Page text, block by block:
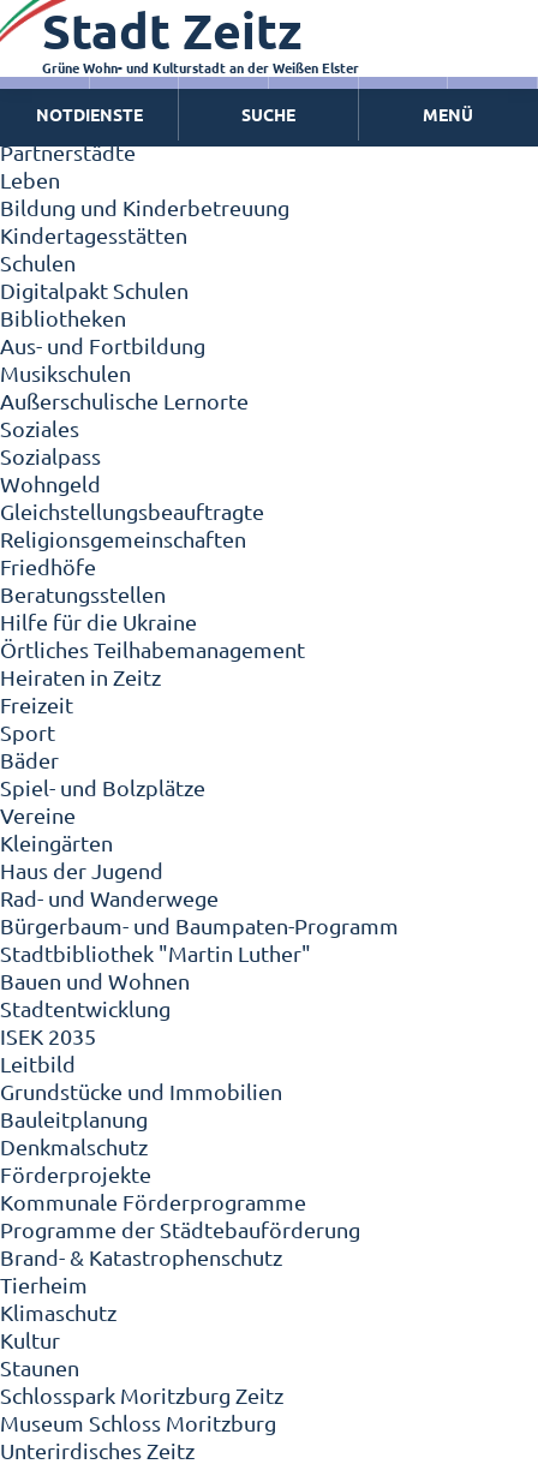
Zeitz - Die Kleinstadt
Willkommen in Zeitz!
Interview mit Oberbürgermeister Christian Thieme
Zeitz - Stadt der Zukunft
Ortschaften
Partnerstädte
Leben
Bildung und Kinderbetreuung
Kindertagesstätten
Schulen
Digitalpakt Schulen
Bibliotheken
Aus- und Fortbildung
Musikschulen
Außerschulische Lernorte
Soziales
Sozialpass
Wohngeld
Gleichstellungsbeauftragte
Religionsgemeinschaften
Friedhöfe
Beratungsstellen
Hilfe für die Ukraine
Örtliches Teilhabemanagement
Heiraten in Zeitz
Freizeit
Sport
Bäder
Spiel- und Bolzplätze
Vereine
Kleingärten
Haus der Jugend
Rad- und Wanderwege
Bürgerbaum- und Baumpaten-Programm
Stadtbibliothek "Martin Luther"
Bauen und Wohnen
Stadtentwicklung
ISEK 2035
Leitbild
Grundstücke und Immobilien
Bauleitplanung
Denkmalschutz
Förderprojekte
Kommunale Förderprogramme
Programme der Städtebauförderung
Brand- & Katastrophenschutz
Tierheim
Klimaschutz
Kultur
Staunen
Schlosspark Moritzburg Zeitz
Museum Schloss Moritzburg
Unterirdisches Zeitz
Stadt Zeitz
Grüne Wohn- und Kulturstadt an der Weißen Elster
NOTDIENSTE SUCHE MENÜ